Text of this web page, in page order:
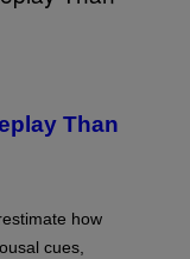
Than
how
cues,